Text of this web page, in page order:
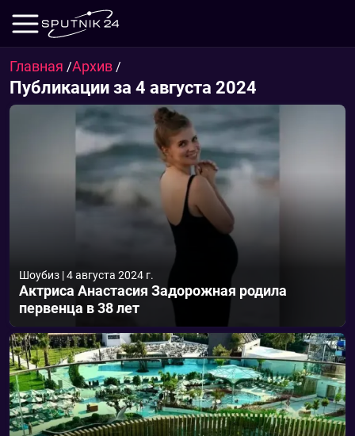
Главная /Архив /
Публикации за 4 августа 2024
Шоубиз |4 августа 2024 г.
Актриса Анастасия Задорожная родила
первенца в 38 лет